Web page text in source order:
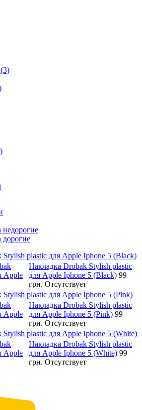
недорогие
дорогие
Stylish plastic для Apple Iphone 5 (Black)
Накладка Drobak Stylish plastic
для Apple Iphone 5 (Black) 99
грн. Отсутствует
Stylish plastic для Apple Iphone 5 (Pink)
Накладка Drobak Stylish plastic
для Apple Iphone 5 (Pink) 99
грн. Отсутствует
Stylish plastic для Apple Iphone 5 (White)
Накладка Drobak Stylish plastic
для Apple Iphone 5 (White) 99
грн. Отсутствует